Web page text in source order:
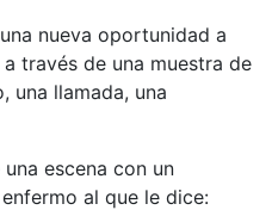
nueva oportunidad a
través de una muestra de
una llamada, una
escena con un
al que le dice: